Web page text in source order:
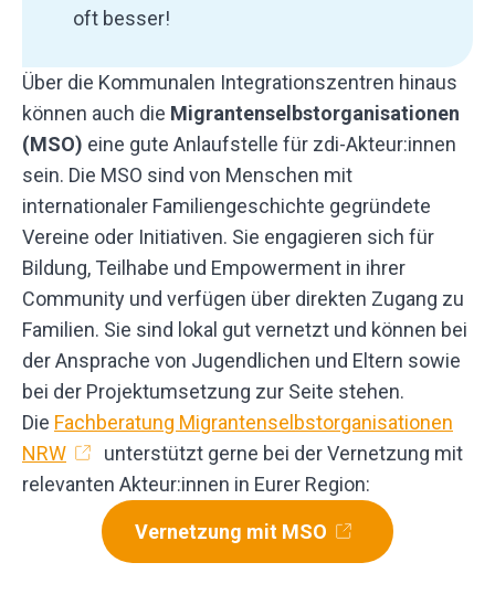
oft besser!
Über die Kommunalen Integrationszentren hinaus
können auch die Migrantenselbstorganisationen
(MSO) eine gute Anlaufstelle für zdi-Akteur:innen
sein. Die MSO sind von Menschen mit
internationaler Familiengeschichte gegründete
Vereine oder Initiativen. Sie engagieren sich für
Bildung, Teilhabe und Empowerment in ihrer
Community und verfügen über direkten Zugang zu
Familien. Sie sind lokal gut vernetzt und können bei
der Ansprache von Jugendlichen und Eltern sowie
bei der Projektumsetzung zur Seite stehen.
Die Fachberatung Migrantenselbstorganisationen
NRW
unterstützt gerne bei der Vernetzung mit
relevanten Akteur:innen in Eurer Region:
Vernetzung mit MSO